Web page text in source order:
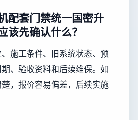
配套门禁统一国密升
该先确认什么？
施工条件、旧系统状态、预
、验收资料和后续维保。如
，报价容易偏差，后续实施